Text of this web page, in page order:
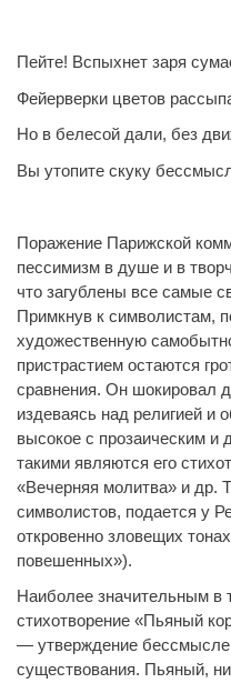
Пейте! Вспыхнет заря
Фейерверки цветов
Но в белесой дали, без
Вы утопите скуку
Поражение Парижской
пессимизм в душе и в
что загублены все самые
Примкнув к символистам,
художественную
пристрастием остаются
сравнения. Он шокировал
издеваясь над религией и
высокое с прозаическим
такими являются его
«Вечерняя молитва» и др.
символистов, подается у
откровенно зловещих
повешенных»).
Наиболее значительным в
стихотворение «Пьяный
— утверждение
существования. Пьяный,